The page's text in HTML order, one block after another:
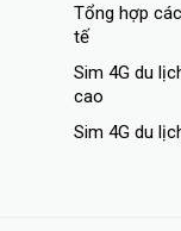
Tổng hợp
tế
Sim 4G du
cao
Sim 4G du